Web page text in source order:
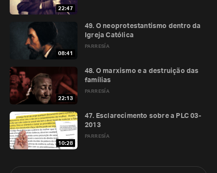
22:47
08:41
PARRESÍA
49. O neoprotestantismo dentro da
Igreja Católica
22:13
PARRESÍA
48. O marxismo e a destruição das
famílias
10:28
PARRESÍA
47. Esclarecimento sobre a PLC 03-
2013